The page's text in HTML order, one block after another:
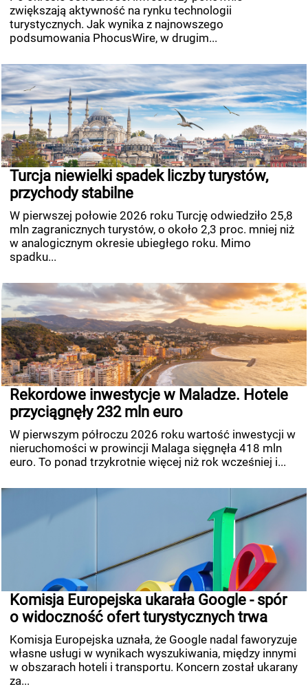
zwiększają aktywność na rynku technologii
turystycznych. Jak wynika z najnowszego
podsumowania PhocusWire, w drugim...
Turcja niewielki spadek liczby turystów,
przychody stabilne
W pierwszej połowie 2026 roku Turcję odwiedziło 25,8
mln zagranicznych turystów, o około 2,3 proc. mniej niż
w analogicznym okresie ubiegłego roku. Mimo
spadku...
Rekordowe inwestycje w Maladze. Hotele
przyciągnęły 232 mln euro
W pierwszym półroczu 2026 roku wartość inwestycji w
nieruchomości w prowincji Malaga sięgnęła 418 mln
euro. To ponad trzykrotnie więcej niż rok wcześniej i...
Komisja Europejska ukarała Google - spór
o widoczność ofert turystycznych trwa
Komisja Europejska uznała, że Google nadal faworyzuje
własne usługi w wynikach wyszukiwania, między innymi
w obszarach hoteli i transportu. Koncern został ukarany
za...